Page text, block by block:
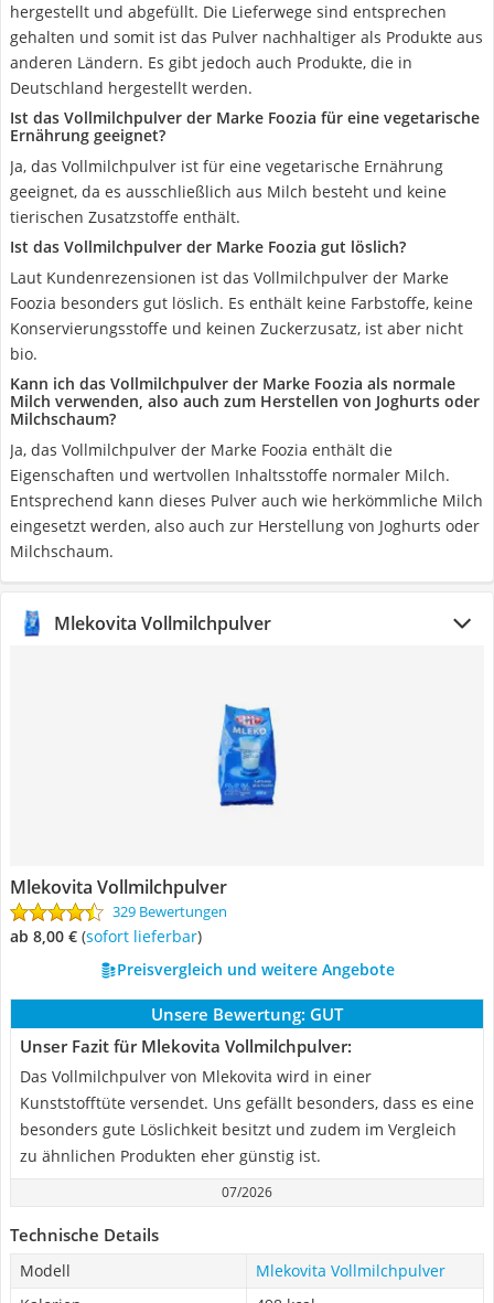
hergestellt und abgefüllt. Die Lieferwege sind entsprechen
gehalten und somit ist das Pulver nachhaltiger als Produkte aus
anderen Ländern. Es gibt jedoch auch Produkte, die in
Deutschland hergestellt werden.
Ist das Vollmilchpulver der Marke Foozia für eine vegetarische
Ernährung geeignet?
Ja, das Vollmilchpulver ist für eine vegetarische Ernährung
geeignet, da es ausschließlich aus Milch besteht und keine
tierischen Zusatzstoffe enthält.
Ist das Vollmilchpulver der Marke Foozia gut löslich?
Laut Kundenrezensionen ist das Vollmilchpulver der Marke
Foozia besonders gut löslich. Es enthält keine Farbstoffe, keine
Konservierungsstoffe und keinen Zuckerzusatz, ist aber nicht
bio.
Kann ich das Vollmilchpulver der Marke Foozia als normale
Milch verwenden, also auch zum Herstellen von Joghurts oder
Milchschaum?
Ja, das Vollmilchpulver der Marke Foozia enthält die
Eigenschaften und wertvollen Inhaltsstoffe normaler Milch.
Entsprechend kann dieses Pulver auch wie herkömmliche Milch
eingesetzt werden, also auch zur Herstellung von Joghurts oder
Milchschaum.
Mlekovita Vollmilchpulver
Mlekovita Vollmilchpulver
329 Bewertungen
ab 8,00 € ( Sofort lieferbar)
Preisvergleich und weitere Angebote
Unsere Bewertung: GUT
Unser Fazit für Mlekovita Vollmilchpulver:
Das Vollmilchpulver von Mlekovita wird in einer
Kunststofftüte versendet. Uns gefällt besonders, dass es eine
besonders gute Löslichkeit besitzt und zudem im Vergleich
zu ähnlichen Produkten eher günstig ist.
07/2026
Technische Details
Modell
Mlekovita Vollmilchpulver